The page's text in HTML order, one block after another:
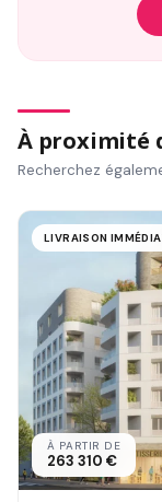
À proximité
Recherchez
LIVRAISON
À PARTIR DE
263 310 €